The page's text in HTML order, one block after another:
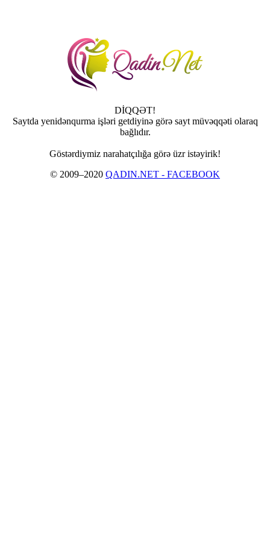
DİQQƏT!
Saytda yenidənqurma işləri getdiyinə görə sayt müvəqqəti olaraq
bağlıdır.
Göstərdiymiz narahatçılığa görə üzr istəyirik!
© 2009–2020 QADIN.NET - FACEBOOK